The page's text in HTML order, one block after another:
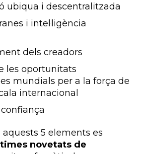
ubiqua i descentralitzada
i intel·ligència
dels creadors
les oportunitats
mundials per a la força de
internacional
5 elements es
novetats de